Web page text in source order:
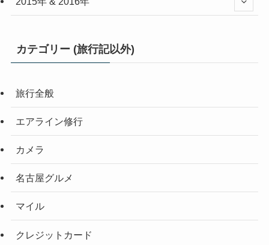
カテゴリー (旅行記以外)
旅行全般
エアライン修行
カメラ
名古屋グルメ
マイル
クレジットカード